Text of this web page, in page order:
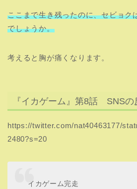
ここまで生き残ったのに、セビョク
でしょうか。
考えると胸が痛くなります。
『イカゲーム』第8話 SNSの
https://twitter.com/nat40463177/
2480?s=20
イカゲーム完走